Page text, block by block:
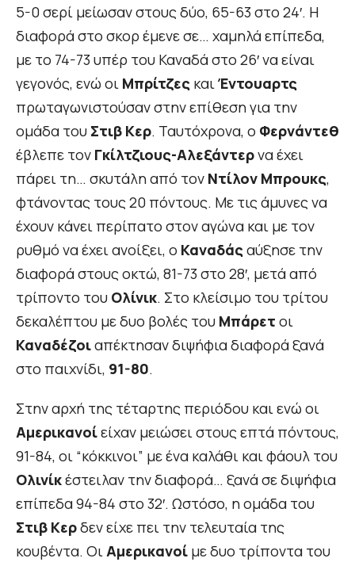
5-0 σερί μείωσαν στους δύο, 65-63 στο 24′. Η
διαφορά στο σκορ έμενε σε… χαμηλά επίπεδα,
με το 74-73 υπέρ του Καναδά στο 26′ να είναι
γεγονός, ενώ οι Μπρίτζες καιΈντουαρτς
πρωταγωνιστούσαν στην επίθεση για την
ομάδα του Στιβ Κερ. Ταυτόχρονα, ο Φερνάντεθ
έβλεπε τον Γκίλτζιους-Αλεξάντερνα έχει
πάρει τη… σκυτάλη από τον Ντίλον Μπρουκς,
φτάνοντας τους 20 πόντους. Με τις άμυνες να
έχουν κάνει περίπατο στον αγώνα και με τον
ρυθμό να έχει ανοίξει, ο Καναδάς αύξησε την
διαφορά στους οκτώ, 81-73 στο 28′, μετά από
τρίποντο του Ολίνικ. Στο κλείσιμο του τρίτου
δεκαλέπτου με δυο βολές του Μπάρετ οι
Καναδέζοιαπέκτησαν διψήφια διαφορά ξανά
στο παιχνίδι, 91-80.
Στην αρχή της τέταρτης περιόδου και ενώ οι
Αμερικανοίείχαν μειώσει στους επτά πόντους,
91-84, οι “κόκκινοι” με ένα καλάθι και φάουλ του
Ολινίκέστειλαν την διαφορά… ξανά σε διψήφια
επίπεδα 94-84 στο 32′. Ωστόσο, η ομάδα του
Στιβ Κερδεν είχε πει την τελευταία της
κουβέντα. ΟιΑμερικανοί με δυο τρίποντα του